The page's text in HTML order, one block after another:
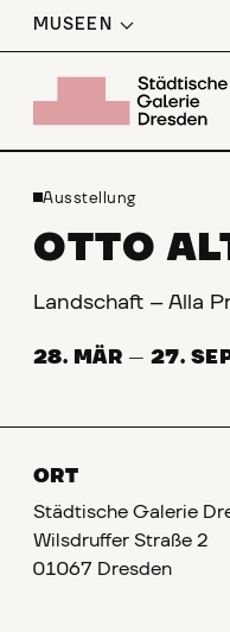
MUSEEN
Ausstellung
OTTO
Landschaft – Alla
28. MÄR — 27.
ORT
Städtische Galerie
Wilsdruffer Straße 2
01067 Dresden